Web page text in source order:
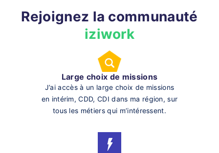
Rejoignez la communauté
iziwork
Large choix de missions
J’ai accès à un large choix de missions
en intérim, CDD, CDI dans ma région, sur
tous les métiers qui m’intéressent.